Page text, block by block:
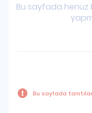
Bu sayfada henüz
Bu sayfada